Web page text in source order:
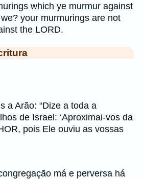
which ye murmur against
your murmurings are not
the LORD.
a Arão: “Dize a toda a
de Israel: ‘Aproximai-vos da
pois Ele ouviu as vossas
má e perversa há